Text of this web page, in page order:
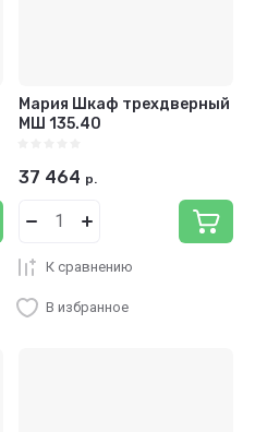
Мария Шкаф трехдверный
МШ 135.40
37 464 р.
К сравнению
В избранное